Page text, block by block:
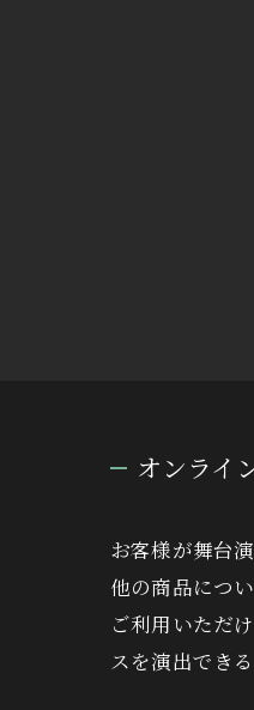
オンライ
お客様が舞台
他の商品につ
ご利用いただ
スを演出でき